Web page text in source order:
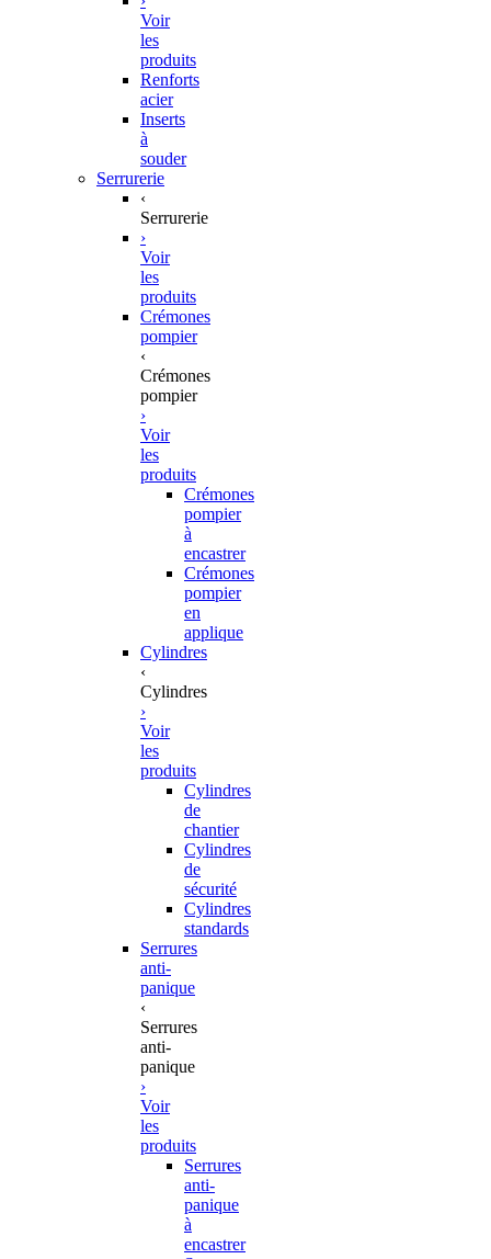
Voir
les
produits
Renforts
acier
Inserts
à
souder
Serrurerie
‹
Serrurerie
›
Voir
les
produits
Crémones
pompier
‹
Crémones
pompier
›
Voir
les
produits
Crémones
pompier
à
encastrer
Crémones
pompier
en
applique
Cylindres
‹
Cylindres
›
Voir
les
produits
Cylindres
de
chantier
Cylindres
de
sécurité
Cylindres
standards
Serrures
anti-
panique
‹
Serrures
anti-
panique
›
Voir
les
produits
Serrures
anti-
panique
à
encastrer